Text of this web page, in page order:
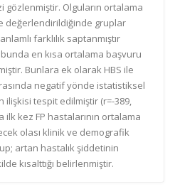
gözlenmiştir. Olguların ortalama
değerlendirildiğinde gruplar
farklılık saptanmıştır
en kısa ortalama başvuru
Bunlara ek olarak HBS ile
negatif yönde istatistiksel
ilişkisi tespit edilmiştir (r=-389,
ilk kez FP hastalarının ortalama
olası klinik ve demografik
artan hastalık şiddetinin
kısalttığı belirlenmiştir.